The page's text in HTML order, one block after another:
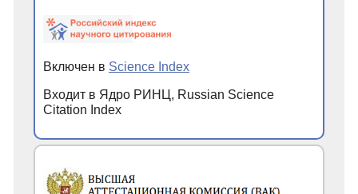
Включен в Science Index
Входит в Ядро РИНЦ, Russian Science
Citation Index